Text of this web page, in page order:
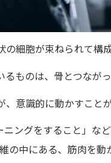
細胞が束ねられて構成
ものは、骨とつなが
意識的に動かすこと
ニングをすること」な
の中にある、筋肉を